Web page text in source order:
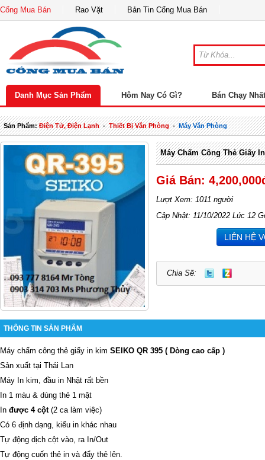
Cổng Mua Bán Rao Vặt Bản Tin Cổng Mua Bán
Danh Mục Sản Phẩm Hôm Nay Có Gì? Bán Chạy Nhất
Sản Phẩm:Điện Tử, Điện Lạnh-Thiết Bị Văn Phòng-Máy Văn Phòng
Máy Chấm Công Thẻ Giấy
Giá Bán:
Lượt Xem: 1011 người
Cập Nhật: 11/10/2022 Lúc 12
LIÊN HỆ
Chia Sẽ:
THÔNG TIN SẢN PHẨM
Máy chấm công thẻ giấy in kim SEIKO QR 395 ( Dòng cao cấp )
Sản xuất tại Thái Lan
Máy In kim, đầu in Nhật rất bền
In 1 màu & dùng thẻ 1 mặt
In được 4 cột(2 ca làm việc)
Có 6 định dạng, kiểu in khác nhau
Tự động dịch cột vào, ra In/Out
Tự động cuốn thẻ in và đẩy thẻ lên.